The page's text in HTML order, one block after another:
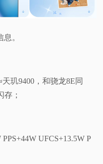
。
天玑9400，和骁龙8E同
存；
UFCS+13.5W P